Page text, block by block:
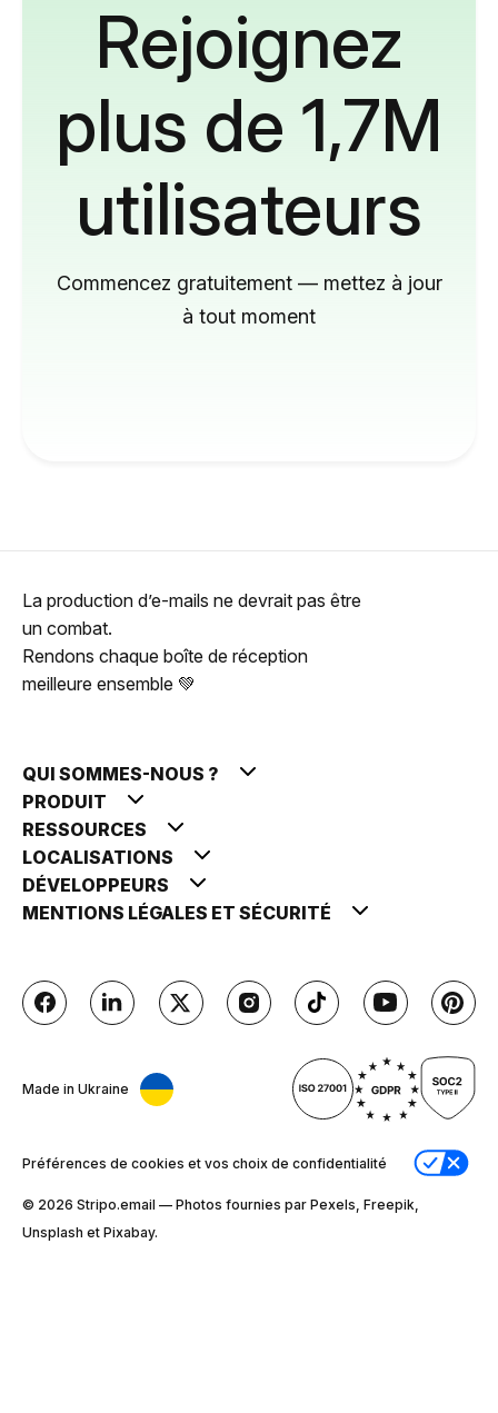
Rejoignez
plus de 1,7M
utilisateurs
Commencez gratuitement — mettez à jour
à tout moment
La production d’e-mails ne devrait pas être
un combat.
Rendons chaque boîte de réception
meilleure ensemble 💚
QUI SOMMES-NOUS ?
PRODUIT
RESSOURCES
LOCALISATIONS
DÉVELOPPEURS
MENTIONS LÉGALES ET SÉCURITÉ
Made in Ukraine
Préférences de cookies et vos choix de confidentialité
© 2026 Stripо.email — Photos fournies par Pexels, Freepik,
Unsplash et Pixabay.